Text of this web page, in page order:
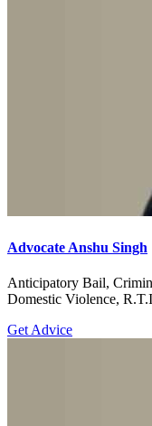
Advocate Anshu Singh
Anticipatory Bail,
Domestic Violence,
Get Advice